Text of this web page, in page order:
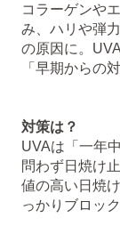
コラーゲンや
み、ハリや弾
の原因に。
「早期からの
対策は？
UVAは「一年
問わず日焼け
値の高い日焼
っかりブロック